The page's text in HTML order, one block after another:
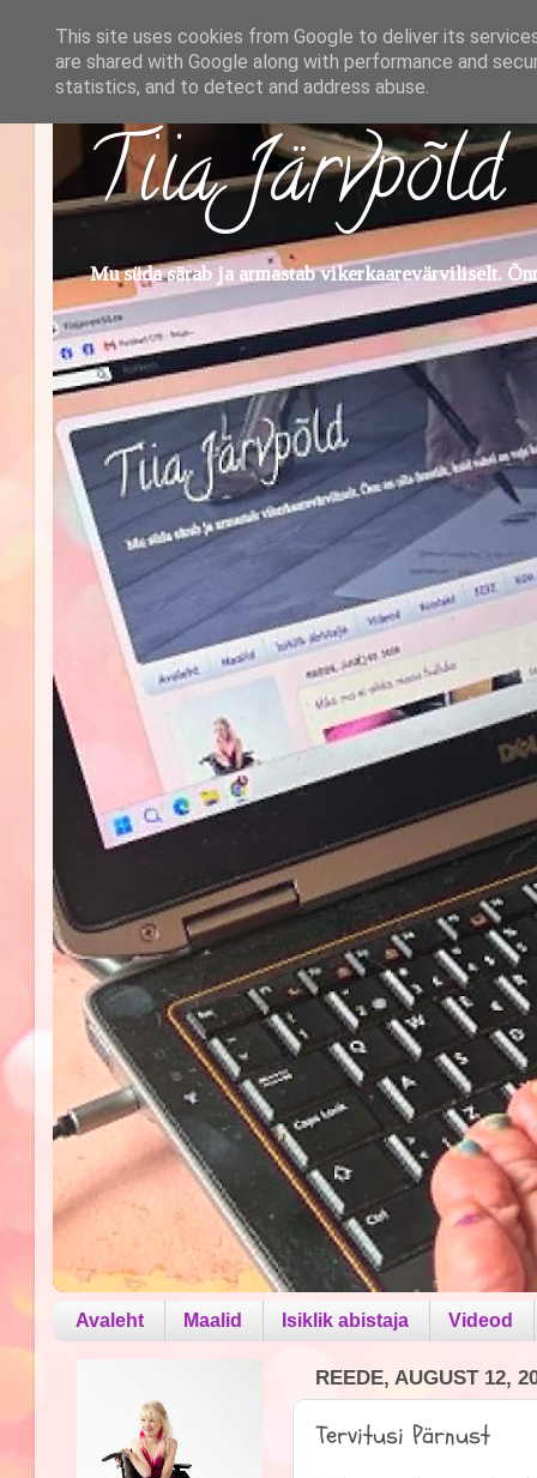
Tiia Järvpõld
Mu süda särab ja armastab vikerkaarevärviliselt.
Avaleht Maalid Isiklik abistaja Videod
REEDE, AUGUST 12,
Tervitusi Pärnust
This site uses cookies from Google to deliver its
are shared with Google along with performance and
statistics, and to detect and address abuse.